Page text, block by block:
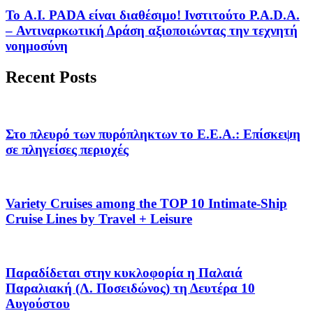
Το A.I. PADA είναι διαθέσιμο! Ινστιτούτο P.A.D.A.
– Αντιναρκωτική Δράση αξιοποιώντας την τεχνητή
νοημοσύνη
Recent Posts
Στο πλευρό των πυρόπληκτων το Ε.Ε.Α.: Επίσκεψη
σε πληγείσες περιοχές
Variety Cruises among the TOP 10 Intimate-Ship
Cruise Lines by Travel + Leisure
Παραδίδεται στην κυκλοφορία η Παλαιά
Παραλιακή (Λ. Ποσειδώνος) τη Δευτέρα 10
Αυγούστου